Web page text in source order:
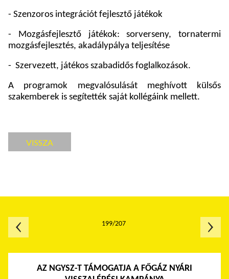
- Szenzoros integrációt fejlesztő játékok
- Mozgásfejlesztő játékok: sorverseny, tornatermi
mozgásfejlesztés, akadálypálya teljesítése
- Szervezett, játékos szabadidős foglalkozások.
A programok megvalósulását meghívott külsős
szakemberek is segítették saját kollégáink mellett.
VISSZA
AZ NGYSZ-T TÁMOGATJA A FŐGÁZ NYÁRI
199/207